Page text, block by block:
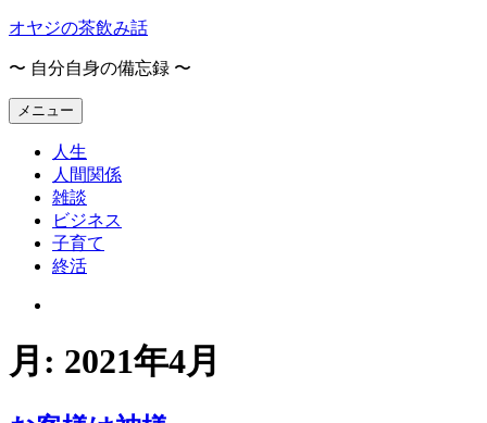
コ
テ
ン
ツ
オヤジの茶飲み話
〜 自分自身の備忘録 〜
メニュー
人生
人間関係
雑談
ビジネス
子育て
終活
ジ
の
飲
月: 2021年4月